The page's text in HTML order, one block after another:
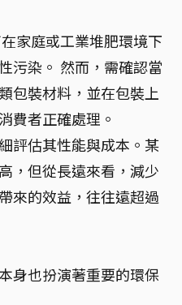
家庭或工業堆肥環境下
污染。 然而，需確認當
包裝材料，並在包裝上
費者正確處理。
評估其性能與成本。某
，但從長遠來看，減少
來的效益，往往遠超過
身也扮演著重要的環保